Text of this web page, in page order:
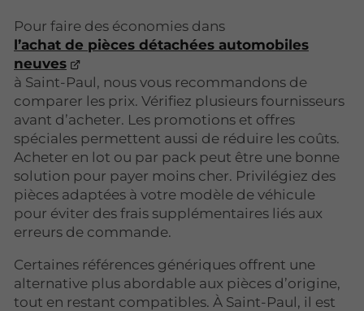
Pour faire des économies dans
l’achat de pièces détachées automobiles
neuves
à Saint-Paul, nous vous recommandons de
comparer les prix. Vérifiez plusieurs fournisseurs
avant d’acheter. Les promotions et offres
spéciales permettent aussi de réduire les coûts.
Acheter en lot ou par pack peut être une bonne
solution pour payer moins cher. Privilégiez des
pièces adaptées à votre modèle de véhicule
pour éviter des frais supplémentaires liés aux
erreurs de commande.
Certaines références génériques offrent une
alternative plus abordable aux pièces d’origine,
tout en restant compatibles. À Saint-Paul, il est